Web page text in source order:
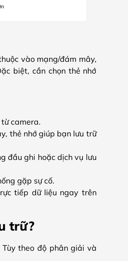
vào mạng/đám mây,
biệt, cần chọn thẻ nhớ
camera.
thẻ nhớ giúp bạn lưu trữ
đầu ghi hoặc dịch vụ lưu
gặp sự cố.
tiếp dữ liệu ngay trên
trữ?
Tùy theo độ phân giải và